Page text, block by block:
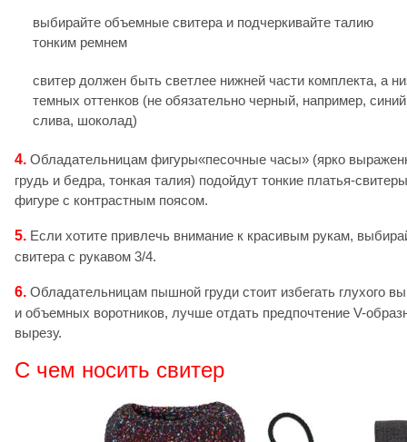
выбирайте объемные свитера и подчеркивайте талию
тонким ремнем
свитер должен быть светлее нижней части комплекта, а
темных оттенков (не обязательно черный, например,
слива, шоколад)
4. Обладательницам фигуры«песочные часы» (ярко
грудь и бедра, тонкая талия) подойдут тонкие платья-
фигуре с контрастным поясом.
5. Если хотите привлечь внимание к красивым рукам,
свитера с рукавом 3/4.
6. Обладательницам пышной груди стоит избегать глухого
и объемных воротников, лучше отдать предпочтение V-
вырезу.
С чем носить свитер